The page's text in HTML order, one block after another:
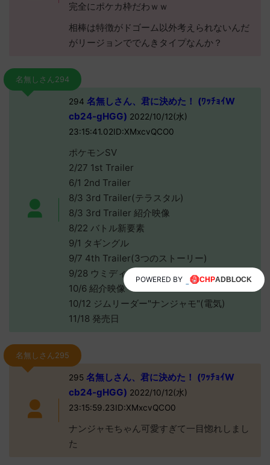
完全にポケカ枠だわｗｗ
相棒は特徴がドゴーム以外考えられないんだ
がリージョンででんきタイプなんか？
名無しさん294
294 名無しさん、君に決めた！ (ﾜｯﾁｮｲW
cb24-gHGG) 2022/10/12(水)
23:15:41.02ID:XMxcvQCO0
ポケモンSV
2/27 1st Trailer
6/1 2nd Trailer
8/3 3rd Trailer(テラスタル)
8/3 3rd Trailer 紹介映像
8/22 バトル新要素
9/1 タギングル
9/7 4th Trailer(3つのストーリー)
9/28 ウミディグダ
10/6 紹介映像
10/12 ジムリーダー"ナンジャモ"(電気)
11/18 発売日
名無しさん295
295名無しさん、君に決めた！ (ﾜｯﾁｮｲW
cb24-gHGG) 2022/10/12(水)
23:15:59.23ID:XMxcvQCO0
ナンジャモちゃん可愛すぎて一目惚れしまし
た
POWERED BY